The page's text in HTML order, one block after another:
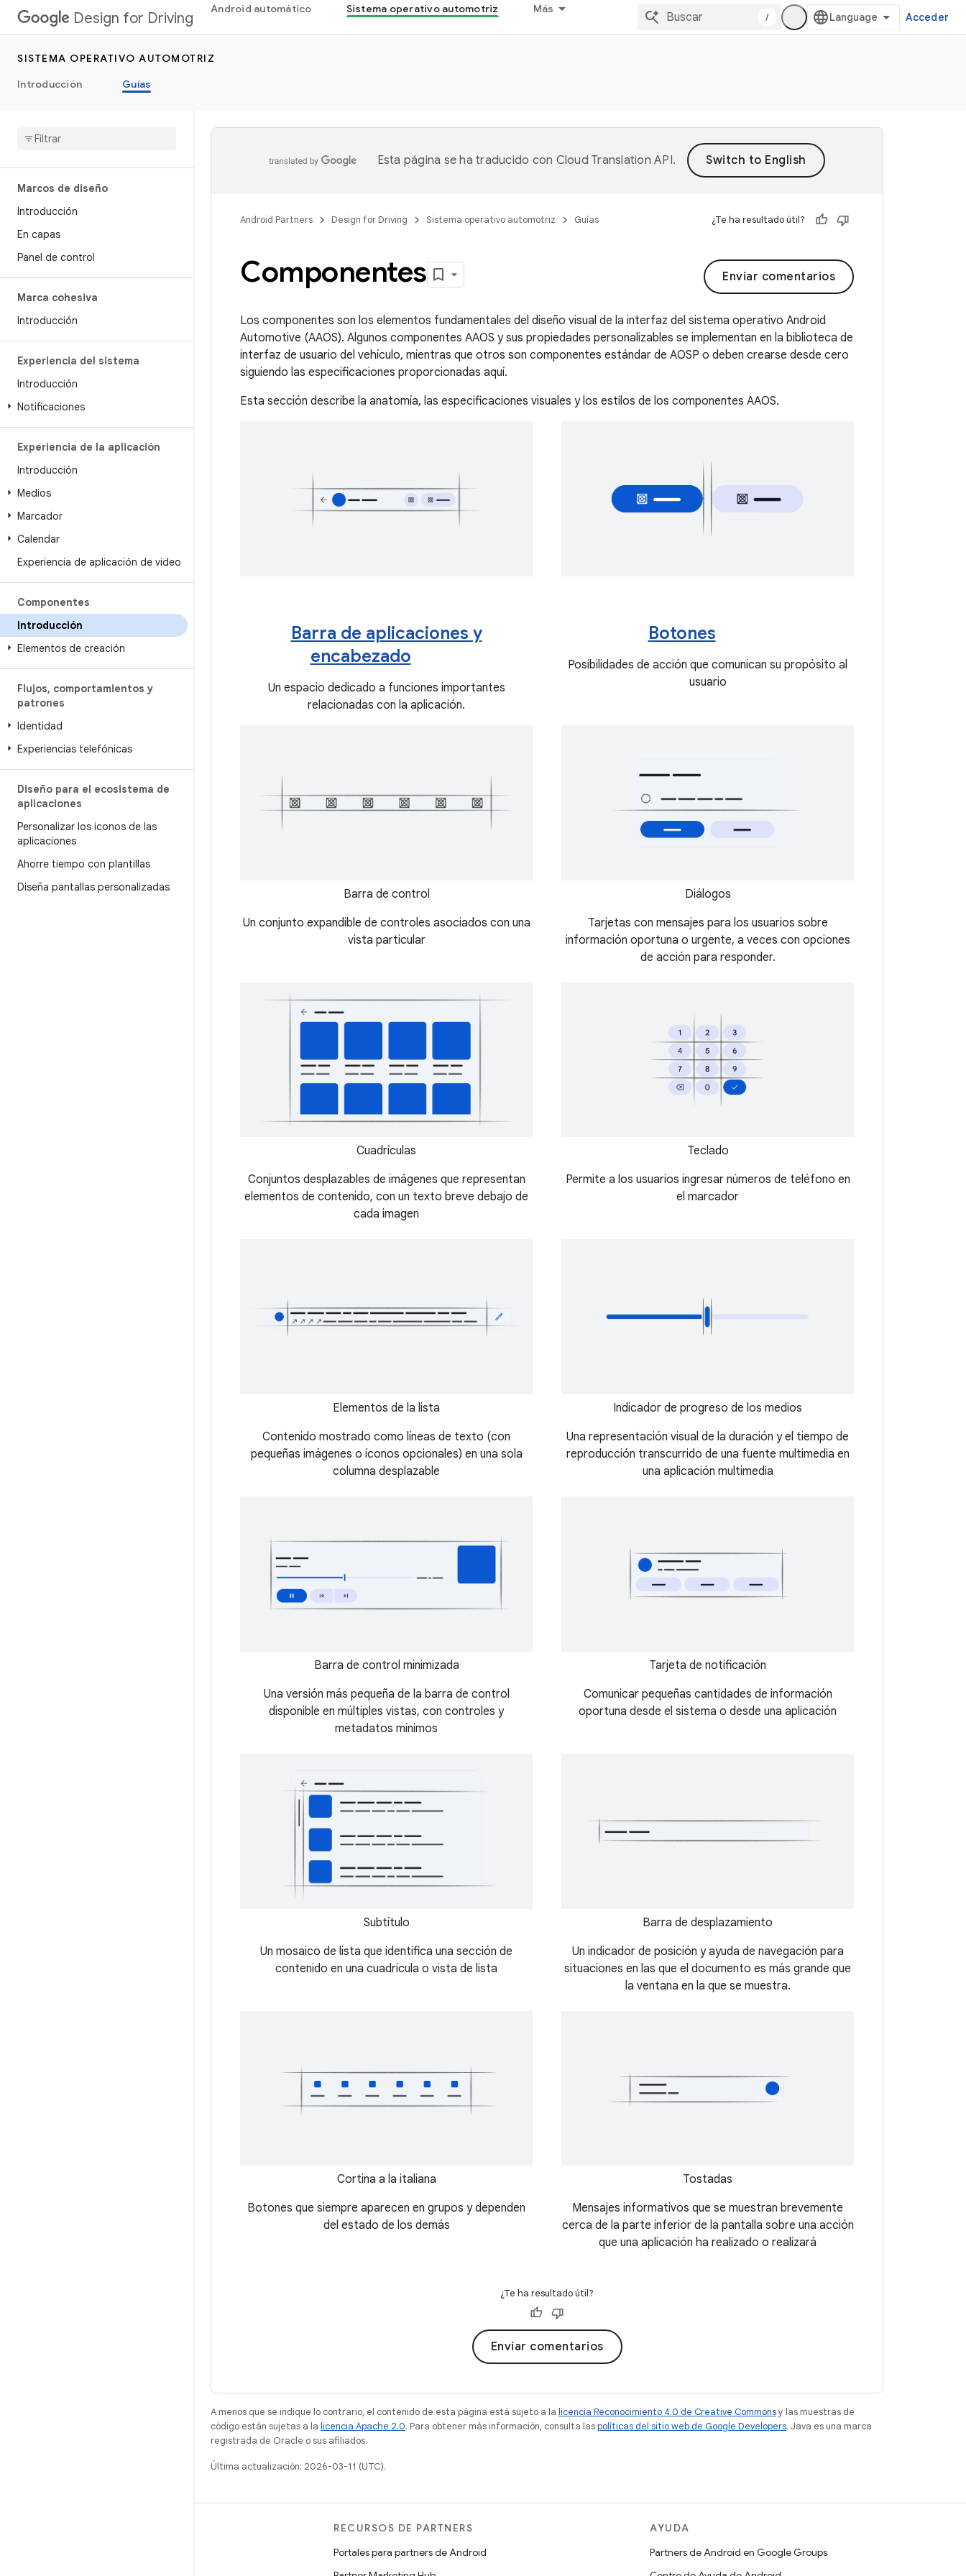
Design for Driving
Android automático Sistema operativo automotriz Más
/ Acceder
SISTEMA OPERATIVO AUTOMOTRIZ
Introducción
Guías
Marcos de diseño
Introducción
En capas
Panel de control
Marca cohesiva
Introducción
Experiencia del sistema
Introducción
Notificaciones
Experiencia de la aplicación
Introducción
Medios
Marcador
Calendar
Experiencia de aplicación de video
Componentes
Introducción
Elementos de creación
Flujos, comportamientos y
patrones
Identidad
Experiencias telefónicas
Diseño para el ecosistema de
aplicaciones
Personalizar los iconos de las
aplicaciones
Ahorre tiempo con plantillas
Diseña pantallas personalizadas
Esta página se ha traducido con Cloud Translation API.
Android Partners Design for Driving Sistema operativo automotriz Guías ¿Te ha resultado útil?
Enviar comentarios
Componentes
Los componentes son los elementos fundamentales del diseño visual de la interfaz del sistema operativo Android
Automotive (AAOS). Algunos componentes AAOS y sus propiedades personalizables se implementan en la biblioteca de
interfaz de usuario del vehículo, mientras que otros son componentes estándar de AOSP o deben crearse desde cero
siguiendo las especificaciones proporcionadas aquí.
Esta sección describe la anatomía, las especificaciones visuales y los estilos de los componentes AAOS.
Barra de aplicaciones y
encabezado
Un espacio dedicado a funciones importantes
relacionadas con la aplicación.
Botones
Posibilidades de acción que comunican su propósito al
usuario
Barra de control
Un conjunto expandible de controles asociados con una
vista particular
Diálogos
Tarjetas con mensajes para los usuarios sobre
información oportuna o urgente, a veces con opciones
de acción para responder.
Cuadrículas
Conjuntos desplazables de imágenes que representan
elementos de contenido, con un texto breve debajo de
cada imagen
Teclado
Permite a los usuarios ingresar números de teléfono en
el marcador
Elementos de la lista
Contenido mostrado como líneas de texto (con
pequeñas imágenes o íconos opcionales) en una sola
columna desplazable
Indicador de progreso de los medios
Una representación visual de la duración y el tiempo de
reproducción transcurrido de una fuente multimedia en
una aplicación multimedia
Barra de control minimizada
Una versión más pequeña de la barra de control
disponible en múltiples vistas, con controles y
metadatos mínimos
Tarjeta de notificación
Comunicar pequeñas cantidades de información
oportuna desde el sistema o desde una aplicación
Subtítulo
Un mosaico de lista que identifica una sección de
contenido en una cuadrícula o vista de lista
Barra de desplazamiento
Un indicador de posición y ayuda de navegación para
situaciones en las que el documento es más grande que
la ventana en la que se muestra.
Cortina a la italiana
Botones que siempre aparecen en grupos y dependen
del estado de los demás
Tostadas
Mensajes informativos que se muestran brevemente
cerca de la parte inferior de la pantalla sobre una acción
que una aplicación ha realizado o realizará
¿Te ha resultado útil?
Enviar comentarios
A menos que se indique lo contrario, el contenido de esta página está sujeto a la licencia Reconocimiento 4.0 de Creative Commonsy las muestras de
código están sujetas a la licencia Apache 2.0. Para obtener más información, consulta laspolíticas del sitio web de Google Developers. Java es una marca
registrada de Oracle o sus afiliados.
Última actualización: 2026-03-11 (UTC).
RECURSOS DE PARTNERS
Portales para partners de Android
AYUDA
Partners de Android en Google Groups